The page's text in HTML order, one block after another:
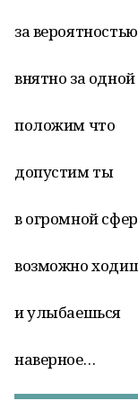
за
внятно за одной
положим что
допустим ты
в огромной
возможно
и улыбаешься
наверное…